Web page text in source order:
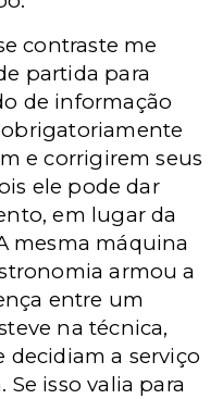
contraste me
partida para
de informação
e corrigirem seus
ele pode dar
em lugar da
mesma máquina
armou a
entre um
na técnica,
decidiam a serviço
isso valia para